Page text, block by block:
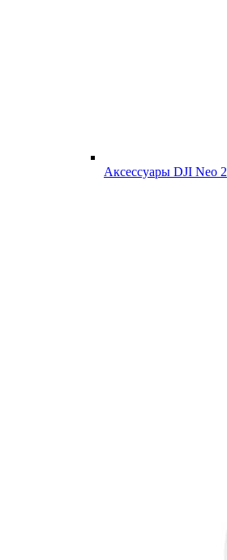
Аксессуары DJI Neo 2